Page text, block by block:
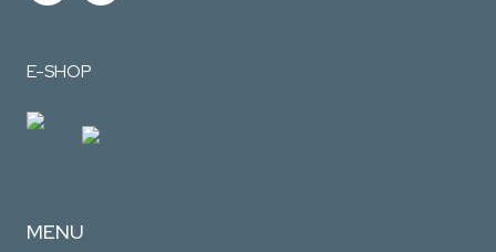
E-SHOP
MENU